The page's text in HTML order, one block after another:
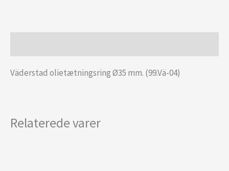
Väderstad olietætningsring Ø35 mm. (99.Vä-04)
Relaterede varer